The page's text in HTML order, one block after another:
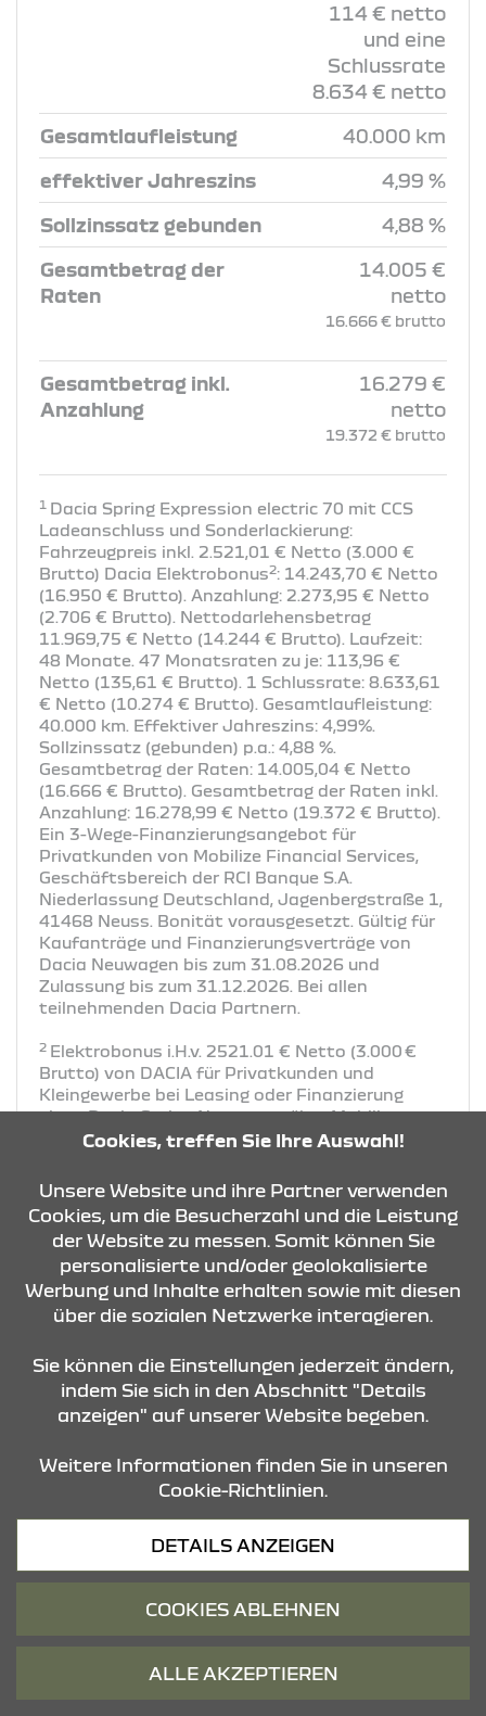
114 € netto
und eine
Schlussrate
8.634 € netto
Gesamtlaufleistung 40.000 km
effektiver Jahreszins 4,99 %
Sollzinssatz gebunden 4,88 %
Gesamtbetrag der
Raten
14.005 €
netto
16.666 € brutto
Gesamtbetrag inkl.
Anzahlung
16.279 €
netto
19.372 € brutto
1 Dacia Spring Expression electric 70 mit CCS
Ladeanschluss und Sonderlackierung:
Fahrzeugpreis inkl. 2.521,01 € Netto (3.000 €
Brutto) Dacia Elektrobonus2: 14.243,70 € Netto
(16.950 € Brutto). Anzahlung: 2.273,95 € Netto
(2.706 € Brutto). Nettodarlehensbetrag
11.969,75 € Netto (14.244 € Brutto). Laufzeit:
48 Monate. 47 Monatsraten zu je: 113,96 €
Netto (135,61 € Brutto). 1 Schlussrate: 8.633,61
€ Netto (10.274 € Brutto). Gesamtlaufleistung:
40.000 km. Effektiver Jahreszins: 4,99%.
Sollzinssatz (gebunden) p.a.: 4,88 %.
Gesamtbetrag der Raten: 14.005,04 € Netto
(16.666 € Brutto). Gesamtbetrag der Raten inkl.
Anzahlung: 16.278,99 € Netto (19.372 € Brutto).
Ein 3-Wege-Finanzierungsangebot für
Privatkunden von Mobilize Financial Services,
Geschäftsbereich der RCI Banque S.A.
Niederlassung Deutschland, Jagenbergstraße 1,
41468 Neuss. Bonität vorausgesetzt. Gültig für
Kaufanträge und Finanzierungsverträge von
Dacia Neuwagen bis zum 31.08.2026 und
Zulassung bis zum 31.12.2026. Bei allen
teilnehmenden Dacia Partnern.
2 Elektrobonus i.H.v. 2521.01 € Netto (3.000 €
Brutto) von DACIA für Privatkunden und
Kleingewerbe bei Leasing oder Finanzierung
eines Dacia Spring Neuwagen über Mobilize
Financial Services. Gültig im Zeitraum bis zum
Zulassung bis 31.12.2026. Der Dacia
Elektrobonus wird in das Leasing- oder
Finanzierungsangebot einkalkuliert.1 2100,84 €
Netto (2.500 € Brutto) Dacia Elektrobonus bei
Barkauf. Der Elektrobonus von Dacia ist
unabhängig von der Gewährung der staatlichen
Elektroprämie (Ausstattung Essential aktuell
AUSSTATTUNG
15-Zoll-Stahlräder mit Radvollblende in
Schwarz/Stahlgrau
Front- und Heckschürze im SV-Look,
Klimaanlage (manuell) mit Pollenfilter
Cookies, treffen Sie Ihre Auswahl!
Unsere Website und ihre Partner verwenden
Cookies, um die Besucherzahl und die Leistung
der Website zu messen. Somit können Sie
personalisierte und/oder geolokalisierte
Werbung und Inhalte erhalten sowie mit diesen
über die sozialen Netzwerke interagieren.
Sie können die Einstellungen jederzeit ändern,
indem Sie sich in den Abschnitt "Details
anzeigen" auf unserer Website begeben.
Weitere Informationen finden Sie in unseren
Cookie-Richtlinien.
DETAILS ANZEIGEN
COOKIES ABLEHNEN
ALLE AKZEPTIEREN